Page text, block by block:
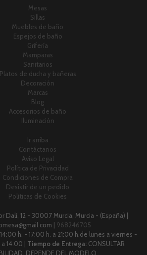
Mesas
Sillas
Muebles de baño
Espejos de baño
Grifería
Mamparas
Sanitarios
Platos de ducha y bañeras
Decoración
Marcas
Blog
Accesorios de baño
Iluminación
Ir arriba
Contáctanos
Aviso Legal
Política de Privacidad
Condiciones de Compra
Desistir de un pedido
Políticas de Cookies
Dalí, 12 - 30007 Murcia, Murcia - (España) |
| 968246705
h. - 17:00 h. a 21:00 h.de lunes a viernes -
14:00 | Tiempo de Entrega: CONSULTAR
DEPENDE DEL MODELO .